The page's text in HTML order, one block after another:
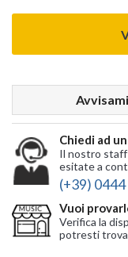
Chiedi ad
Il nostro staff
esitate a
(+39)
Vuoi
Verifica la
potresti